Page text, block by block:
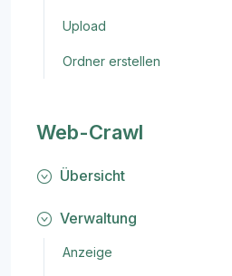
Upload
Ordner erstellen
Web-Crawl
Übersicht
Verwaltung
Anzeige